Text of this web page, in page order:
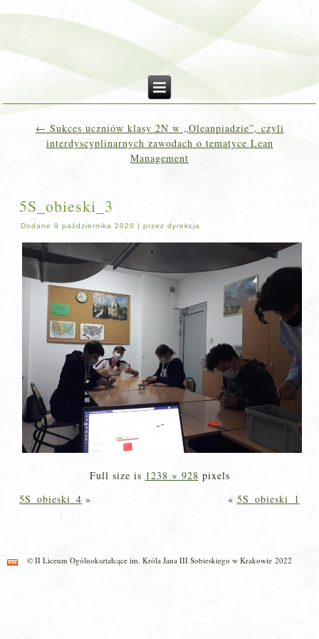
← Sukces uczniów klasy 2N w „Oleanpiadzie”, czyli
interdyscyplinarnych zawodach o tematyce Lean
Management
5S_obieski_3
Dodane 9 października 2020 |przez dyrekcja
Full size is 1238 × 928 pixels
5S_obieski_4 » « 5S_obieski_1
© II Liceum Ogólnokształcące im. Króla Jana III Sobieskiego w Krakowie 2022